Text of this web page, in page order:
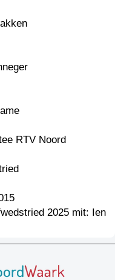
RTV Noord
2025 mit: Ien